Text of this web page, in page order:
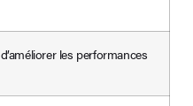
les performances